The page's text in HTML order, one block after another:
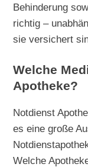
Behinderung
richtig –
sie versichert
Welche
Apotheke?
Notdienst
es eine große
Welche